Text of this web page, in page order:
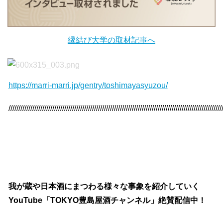
縁結び大学の取材記事へ
https://marri-marri.jp/gentry/toshimayasyuzou/
我が蔵や日本酒にまつわる様々な事象を紹介していく
YouTube「TOKYO豊島屋酒チャンネル」絶賛配信中！